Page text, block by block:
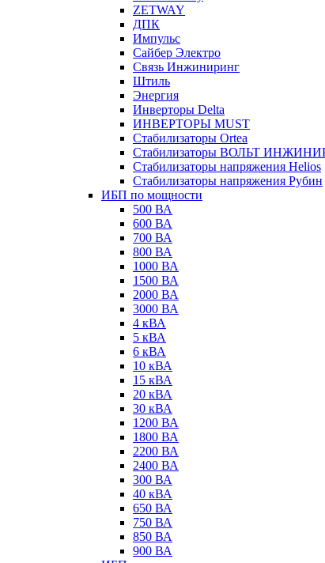
ZETWAY
ДПК
Импульс
Сайбер Электро
Связь Инжиниринг
Штиль
Энергия
Инверторы Delta
ИНВЕРТОРЫ MUST
Стабилизаторы Ortea
Стабилизаторы ВОЛЬТ
Стабилизаторы напряжения Helios
Стабилизаторы напряжения Рубин
ИБП по мощности
500 ВА
600 ВА
700 ВА
800 ВА
1000 ВА
1500 ВА
2000 ВА
3000 ВА
4 кВА
5 кВА
6 кВА
10 кВА
15 кВА
20 кВА
30 кВА
1200 ВА
1800 ВА
2200 ВА
2400 ВА
300 ВА
40 кВА
650 ВА
750 ВА
850 ВА
900 ВА